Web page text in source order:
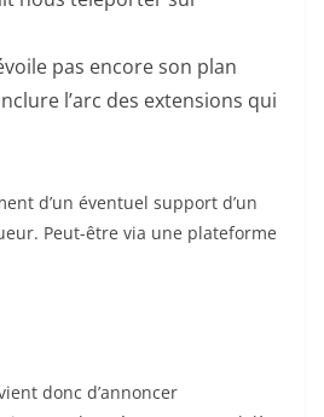
pas encore son plan
l’arc des extensions qui
d’un éventuel support d’un
Peut-être via une plateforme
donc d’annoncer